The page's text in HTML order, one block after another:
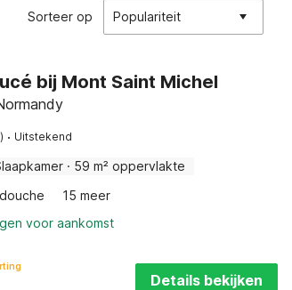
Sorteer op Populariteit
bij Mont Saint Michel
· Uitstekend
· 59 m² oppervlakte
douche
15 meer
voor aankomst
Details bekijken